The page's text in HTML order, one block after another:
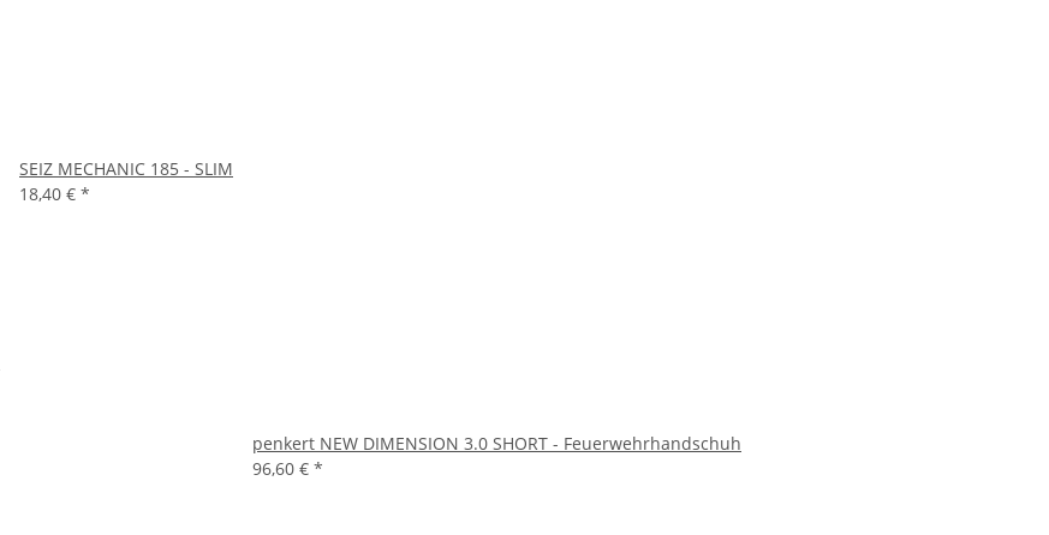
SEIZ MECHANIC 185 - SLIM
18,40 € *
penkert NEW DIMENSION 3.0 SHORT - Feuerwehrhandschuh
96,60 € *